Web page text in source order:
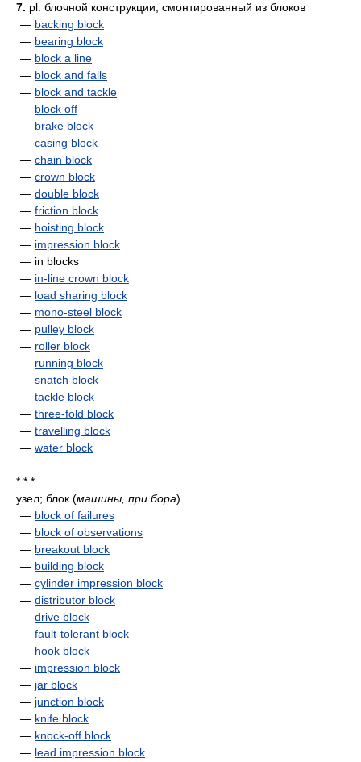
7. pl. блочной конструкции, смонтированный из блоков
— backing block
— bearing block
— block a line
— block and falls
— block and tackle
— block off
— brake block
— casing block
— chain block
— crown block
— double block
— friction block
— hoisting block
— impression block
— in blocks
— in-line crown block
— load sharing block
— mono-steel block
— pulley block
— roller block
— running block
— snatch block
— tackle block
— three-fold block
— travelling block
— water block
* * *
узел; блок (машины, при бора)
— block of failures
— block of observations
— breakout block
— building block
— cylinder impression block
— distributor block
— drive block
— fault-tolerant block
— hook block
— impression block
— jar block
— junction block
— knife block
— knock-off block
— lead impression block